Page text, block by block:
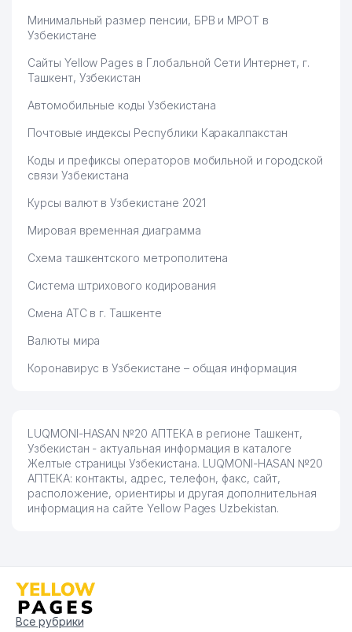
Минимальный размер пенсии, БРВ и МРОТ в
Узбекистане
Сайты Yellow Pages в Глобальной Сети Интернет, г.
Ташкент, Узбекистан
Автомобильные коды Узбекистана
Почтовые индексы Республики Каракалпакстан
Коды и префиксы операторов мобильной и городской
связи Узбекистана
Курсы валют в Узбекистане 2021
Мировая временная диаграмма
Схема ташкентского метрополитена
Система штрихового кодирования
Смена АТС в г. Ташкенте
Валюты мира
Коронавирус в Узбекистане – общая информация
LUQMONI-HASAN №20 АПТЕКА в регионе Ташкент,
Узбекистан - актуальная информация в каталоге
Желтые страницы Узбекистана. LUQMONI-HASAN №20
АПТЕКА: контакты, адрес, телефон, факс, сайт,
расположение, ориентиры и другая дополнительная
информация на сайте Yellow Pages Uzbekistan.
Все рубрики